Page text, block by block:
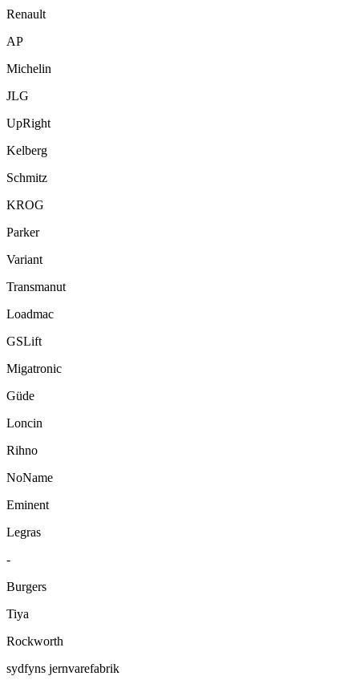
Renault
AP
Michelin
JLG
UpRight
Kelberg
Schmitz
KROG
Parker
Variant
Transmanut
Loadmac
GSLift
Migatronic
Güde
Loncin
Rihno
NoName
Eminent
Legras
-
Burgers
Tiya
Rockworth
sydfyns jernvarefabrik